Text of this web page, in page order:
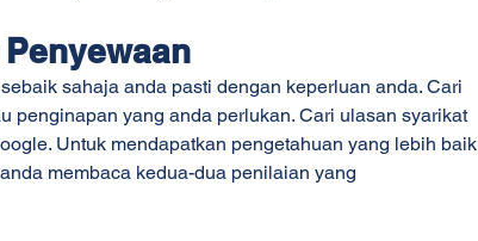
sahaja anda pasti dengan keperluan anda. Cari
penginapan yang anda perlukan. Cari ulasan syarikat
Untuk mendapatkan pengetahuan yang lebih baik
membaca kedua-dua penilaian yang